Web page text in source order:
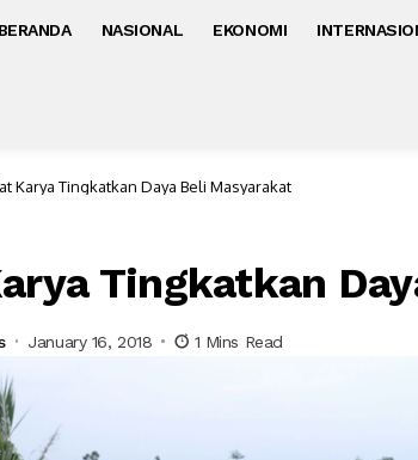
BERANDA NASIONAL EKONOMI
Karya Tingkatkan Daya Beli Masyarakat
Tingkatkan
January 16, 2018 1 Mins Read